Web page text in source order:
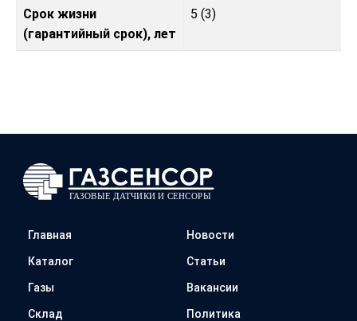
Срок жизни
(гарантийный срок), лет
5 (3)
Главная
Каталог
Газы
Склад
Новости
Статьи
Вакансии
Политика